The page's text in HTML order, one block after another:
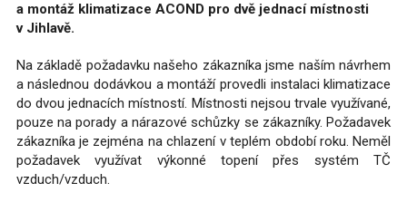
a montáž klimatizace ACOND pro dvě jednací místnosti
v Jihlavě.
Na základě požadavku našeho zákazníka jsme naším návrhem
a následnou dodávkou a montáží provedli instalaci klimatizace
do dvou jednacích místností. Místnosti nejsou trvale využívané,
pouze na porady a nárazové schůzky se zákazníky. Požadavek
zákazníka je zejména na chlazení v teplém období roku. Neměl
požadavek využívat výkonné topení přes systém TČ
vzduch/vzduch.